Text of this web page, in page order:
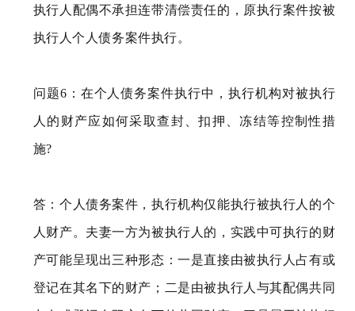
执行人配偶不承担连带清偿责任的，原执行案件按被
执行人个人债务案件执行。
问题6：在个人债务案件执行中，执行机构对被执行
人的财产应如何采取查封、扣押、冻结等控制性措
施?
答：个人债务案件，执行机构仅能执行被执行人的个
人财产。夫妻一方为被执行人的，实践中可执行的财
产可能呈现出三种形态：一是直接由被执行人占有或
登记在其名下的财产；二是由被执行人与其配偶共同